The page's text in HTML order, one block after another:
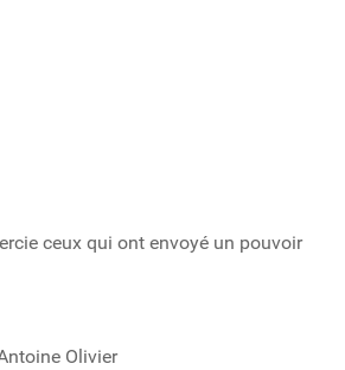
ceux qui ont envoyé un pouvoir
Olivier